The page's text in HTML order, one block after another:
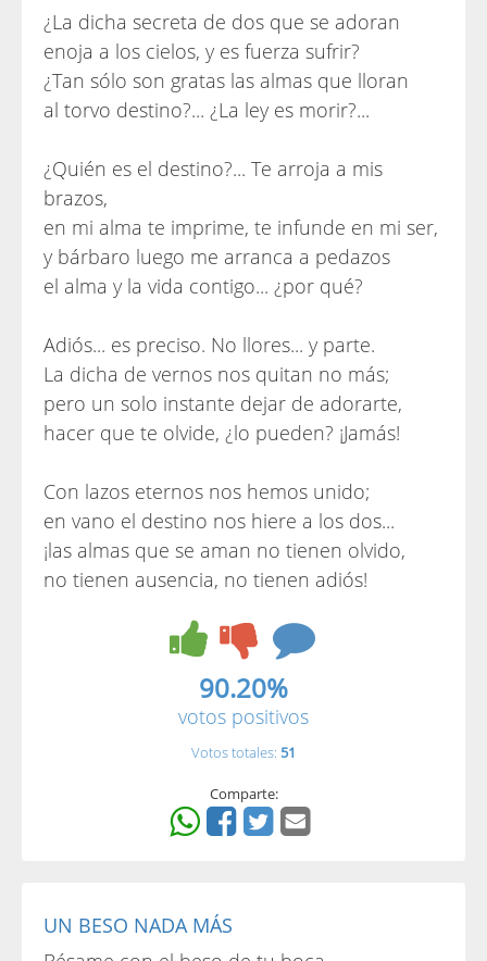
¿La dicha secreta de dos que se adoran
enoja a los cielos, y es fuerza sufrir?
¿Tan sólo son gratas las almas que lloran
al torvo destino?... ¿La ley es morir?...
¿Quién es el destino?... Te arroja a mis
brazos,
en mi alma te imprime, te infunde en mi ser,
y bárbaro luego me arranca a pedazos
el alma y la vida contigo... ¿por qué?
Adiós... es preciso. No llores... y parte.
La dicha de vernos nos quitan no más;
pero un solo instante dejar de adorarte,
hacer que te olvide, ¿lo pueden? ¡Jamás!
Con lazos eternos nos hemos unido;
en vano el destino nos hiere a los dos...
¡las almas que se aman no tienen olvido,
no tienen ausencia, no tienen adiós!
90.20%
votos positivos
Votos totales: 51
Comparte:
UN BESO NADA MÁS